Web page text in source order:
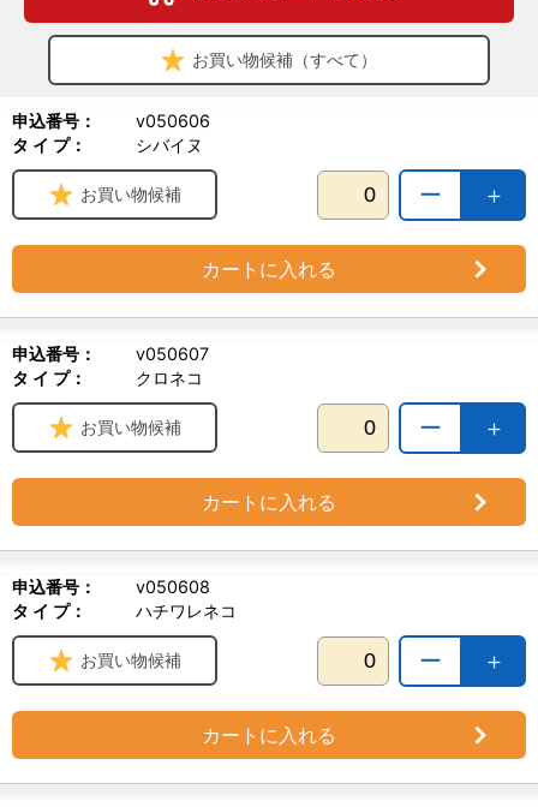
お買い物候補（すべて）
申込番号：
v050606
タ イ プ：
シバイヌ
＋
ー
お買い物候補
カートに入れる
申込番号：
v050607
タ イ プ：
クロネコ
＋
ー
お買い物候補
カートに入れる
申込番号：
v050608
タ イ プ：
ハチワレネコ
＋
ー
お買い物候補
カートに入れる